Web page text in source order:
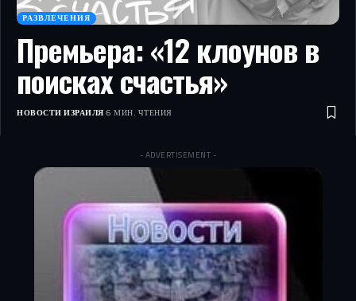
РАЗВЛЕЧЕНИЯ
Премьера: «12 клоунов в
поисках счастья»
НОВОСТИ ИЗРАИЛЯ 6 МИН. ЧТЕНИЯ
- ADVERTISEMENT -